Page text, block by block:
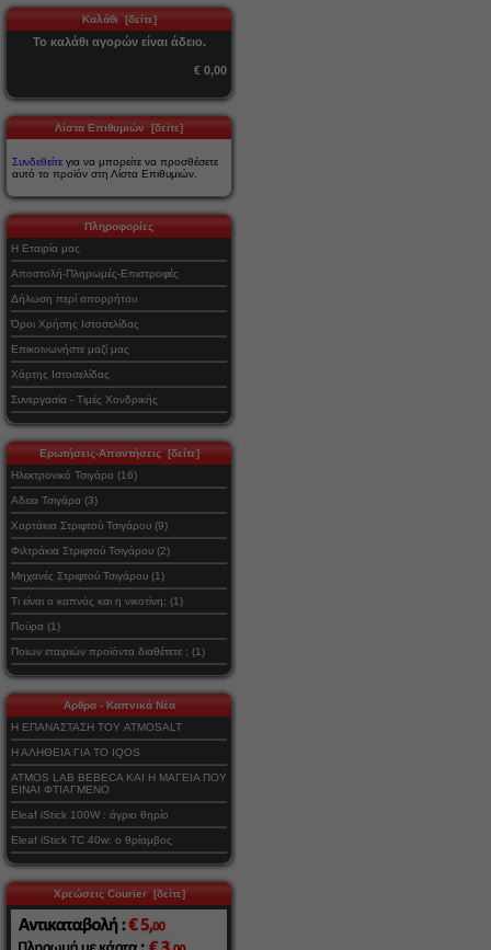
Καλάθι [δείτε]
Το καλάθι αγορών είναι άδειο.
€ 0,00
Λίστα Επιθυμιών [δείτε]
Συνδεθείτε για να μπορείτε να προσθέσετε
αυτό το προϊόν στη Λίστα Επιθυμιών.
Πληροφορίες
Η Εταιρία μας
Αποστολή-Πληρωμές-Επιστροφές
Δήλωση περί απορρήτου
Όροι Χρήσης Ιστοσελίδας
Επικοινωνήστε μαζί μας
Χάρτης Ιστοσελίδας
Συνεργασία - Τιμές Χονδρικής
Ερωτήσεις-Απαντήσεις [δείτε]
Ηλεκτρονικό Τσιγάρο (16)
Αδεια Τσιγάρα (3)
Χαρτάκια Στριφτού Τσιγάρου (9)
Φιλτράκια Στριφτού Τσιγάρου (2)
Μηχανές Στριφτού Τσιγάρου (1)
Τι είναι ο καπνός και η νικοτίνη; (1)
Πούρα (1)
Ποιων εταιριών προϊόντα διαθέτετε ; (1)
Αρθρα - Καπνικά Νέα
Η ΕΠΑΝΑΣΤΑΣΗ ΤΟΥ ATMOSALT
Η ΑΛΗΘΕΙΑ ΓΙΑ ΤΟ IQOS
ATMOS LAB BEBECA ΚΑΙ Η ΜΑΓΕΙΑ ΠΟΥ
ΕΙΝΑΙ ΦΤΙΑΓΜΕΝΟ
Eleaf iStick 100W : άγριο θηρίο
Eleaf iStick TC 40w: ο θρίαμβος
Χρεώσεις Courier [δείτε]